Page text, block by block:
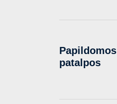
Papildomos
patalpos